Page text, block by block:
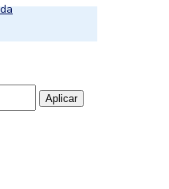
Aplicar